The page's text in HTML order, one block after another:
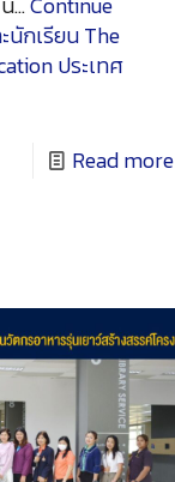
กเรียน The
ประเทศ
Read more